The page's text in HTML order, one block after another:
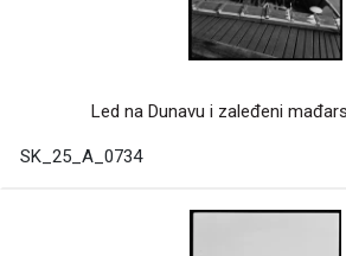
Led na Dunavu i zaleđeni
SK_25_A_0734